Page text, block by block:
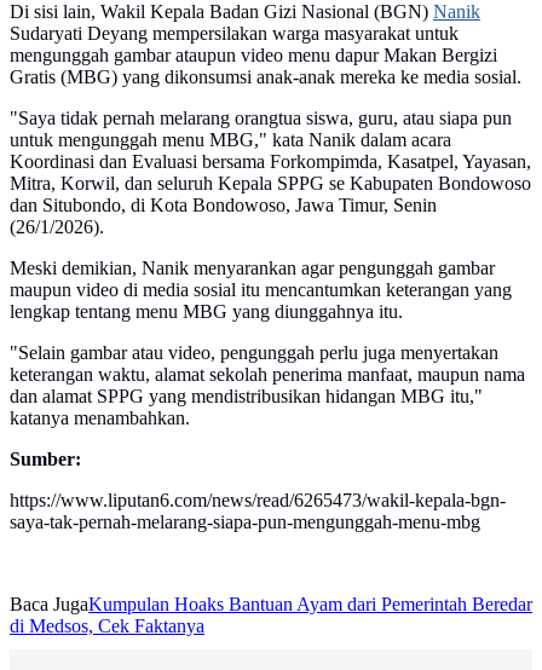
Di sisi lain, Wakil Kepala Badan Gizi Nasional (BGN) Nanik
Sudaryati Deyang mempersilakan warga masyarakat untuk
mengunggah gambar ataupun video menu dapur Makan Bergizi
Gratis (MBG) yang dikonsumsi anak-anak mereka ke media sosial.
"Saya tidak pernah melarang orangtua siswa, guru, atau siapa pun
untuk mengunggah menu MBG," kata Nanik dalam acara
Koordinasi dan Evaluasi bersama Forkompimda, Kasatpel, Yayasan,
Mitra, Korwil, dan seluruh Kepala SPPG se Kabupaten Bondowoso
dan Situbondo, di Kota Bondowoso, Jawa Timur, Senin
(26/1/2026).
Meski demikian, Nanik menyarankan agar pengunggah gambar
maupun video di media sosial itu mencantumkan keterangan yang
lengkap tentang menu MBG yang diunggahnya itu.
"Selain gambar atau video, pengunggah perlu juga menyertakan
keterangan waktu, alamat sekolah penerima manfaat, maupun nama
dan alamat SPPG yang mendistribusikan hidangan MBG itu,"
katanya menambahkan.
Sumber:
https://www.liputan6.com/news/read/6265473/wakil-kepala-bgn-
saya-tak-pernah-melarang-siapa-pun-mengunggah-menu-mbg
Baca JugaKumpulan Hoaks Bantuan Ayam dari Pemerintah Beredar
di Medsos, Cek Faktanya